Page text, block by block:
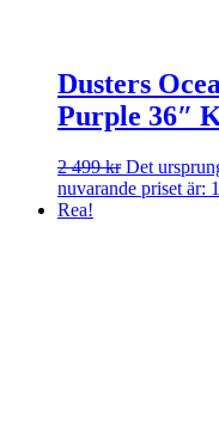
Dusters
Purple 36″
2 499kr Det
nuvarande priset är:
Rea!